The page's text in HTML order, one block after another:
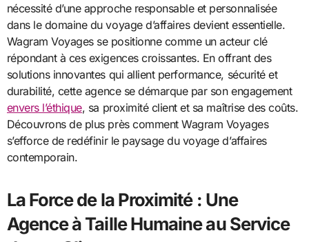
nécessité d’une approche responsable et personnalisée
dans le domaine du voyage d’affaires devient essentielle.
Wagram Voyages se positionne comme un acteur clé
répondant à ces exigences croissantes. En offrant des
solutions innovantes qui allient performance, sécurité et
durabilité, cette agence se démarque par son engagement
envers l’éthique, sa proximité client et sa maîtrise des coûts.
Découvrons de plus près comment Wagram Voyages
s’efforce de redéfinir le paysage du voyage d’affaires
contemporain.
La Force de la Proximité : Une
Agence à Taille Humaine au Service